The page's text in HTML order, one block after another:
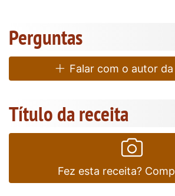
Perguntas
Falar com o autor
Título da receita
Fez esta receita?